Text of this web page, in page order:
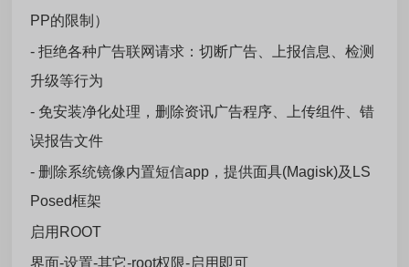
PP的限制）
- 拒绝各种广告联网请求：切断广告、上报信息、检测
升级等行为
- 免安装净化处理，删除资讯广告程序、上传组件、错
误报告文件
- 删除系统镜像内置短信app，提供面具(Magisk)及LS
Posed框架
启用ROOT
界面-设置-其它-root权限-启用即可